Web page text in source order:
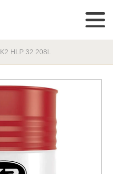
K2 HLP 32 208L